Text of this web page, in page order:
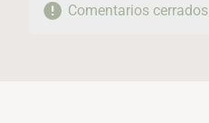
Comentarios cerrados